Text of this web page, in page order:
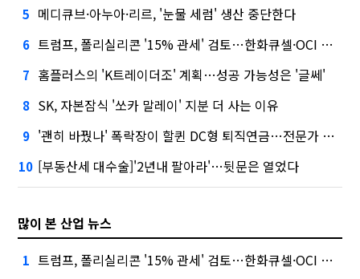
5 메디큐브·아누아·리르, '눈물 세럼' 생산 중단한다
6 트럼프, 폴리실리콘 '15% 관세' 검토…한화큐셀·OCI 영향은?
7 홈플러스의 'K트레이더조' 계획…성공 가능성은 '글쎄'
8 SK, 자본잠식 '쏘카 말레이' 지분 더 사는 이유
9 '괜히 바꿨나' 폭락장이 할퀸 DC형 퇴직연금…전문가 조언은
10 [부동산세 대수술]'2년내 팔아라'…뒷문은 열었다
많이 본 산업 뉴스
1 트럼프, 폴리실리콘 '15% 관세' 검토…한화큐셀·OCI 영향은?